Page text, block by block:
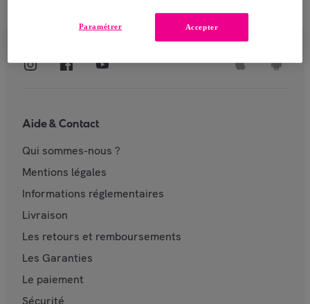
Aide & Contact
Qui sommes-nous ?
Mentions légales
Informations réglementaires
Livraison
Les retours et remboursements
Les Garanties
Le paiement
Sécurité
Accepter
Paramétrer